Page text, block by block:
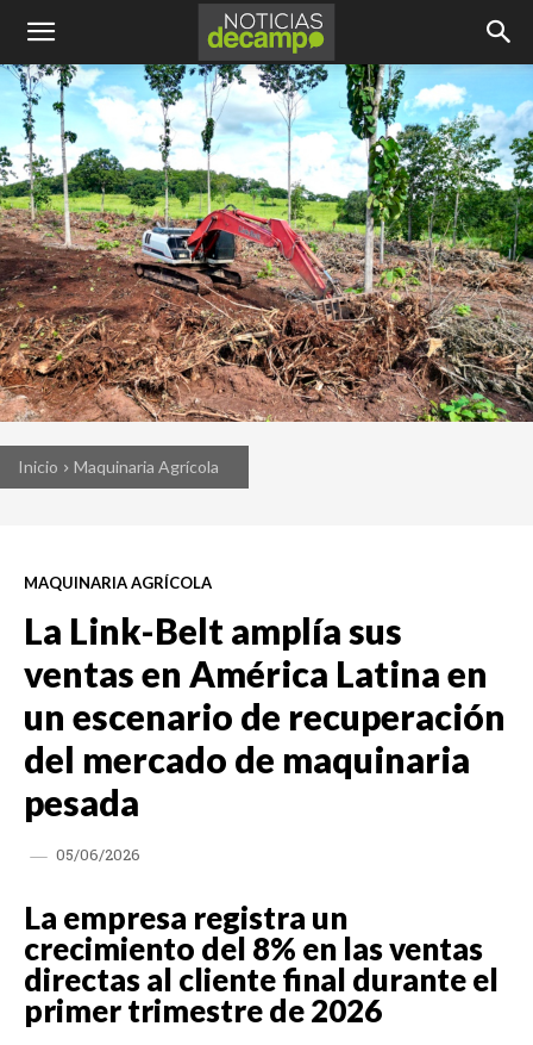
Inicio Maquinaria Agrícola
MAQUINARIA AGRÍCOLA
La Link-Belt amplía sus
ventas en América Latina en
un escenario de recuperación
del mercado de maquinaria
pesada
05/06/2026
La empresa registra un
crecimiento del 8% en las ventas
directas al cliente final durante el
primer trimestre de 2026